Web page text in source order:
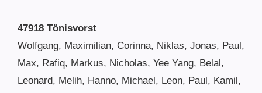
47918 Tönisvorst
Wolfgang, Maximilian, Corinna, Niklas, Jonas, Paul,
Max, Rafiq, Markus, Nicholas, Yee Yang, Belal,
Leonard, Melih, Hanno, Michael, Leon, Paul, Kamil,